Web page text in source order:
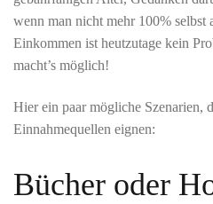
wenn man nicht mehr 100% selbst
Einkommen ist heutzutage kein
macht’s möglich!
Hier ein paar mögliche Szenarien,
Einnahmequellen eignen:
Bücher oder